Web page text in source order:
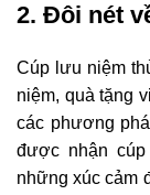
2. Đôi nét
Cúp lưu niệm
niệm, quà tặng
các phương
được nhận
những xúc cảm